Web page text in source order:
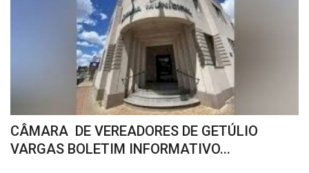
CÂMARA DE VEREADORES DE GETÚLIO
VARGAS BOLETIM INFORMATIVO...